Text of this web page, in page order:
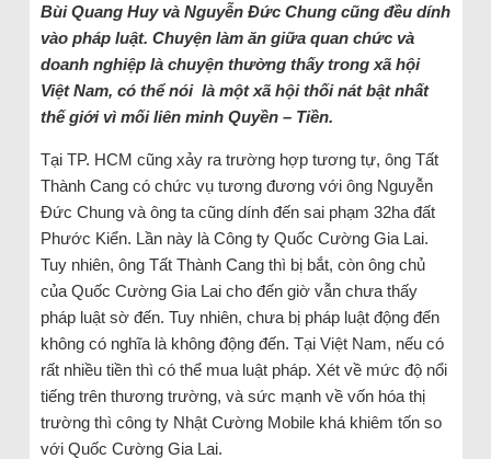
Bùi Quang Huy và Nguyễn Đức Chung cũng đều dính
vào pháp luật. Chuyện làm ăn giữa quan chức và
doanh nghiệp là chuyện thường thấy trong xã hội
Việt Nam, có thể nói là một xã hội thối nát bật nhất
thế giới vì mối liên minh Quyền – Tiền.
Tại TP. HCM cũng xảy ra trường hợp tương tự, ông Tất
Thành Cang có chức vụ tương đương với ông Nguyễn
Đức Chung và ông ta cũng dính đến sai phạm 32ha đất
Phước Kiển. Lần này là Công ty Quốc Cường Gia Lai.
Tuy nhiên, ông Tất Thành Cang thì bị bắt, còn ông chủ
của Quốc Cường Gia Lai cho đến giờ vẫn chưa thấy
pháp luật sờ đến. Tuy nhiên, chưa bị pháp luật động đến
không có nghĩa là không động đến. Tại Việt Nam, nếu có
rất nhiều tiền thì có thể mua luật pháp. Xét về mức độ nổi
tiếng trên thương trường, và sức mạnh về vốn hóa thị
trường thì công ty Nhật Cường Mobile khá khiêm tốn so
với Quốc Cường Gia Lai.